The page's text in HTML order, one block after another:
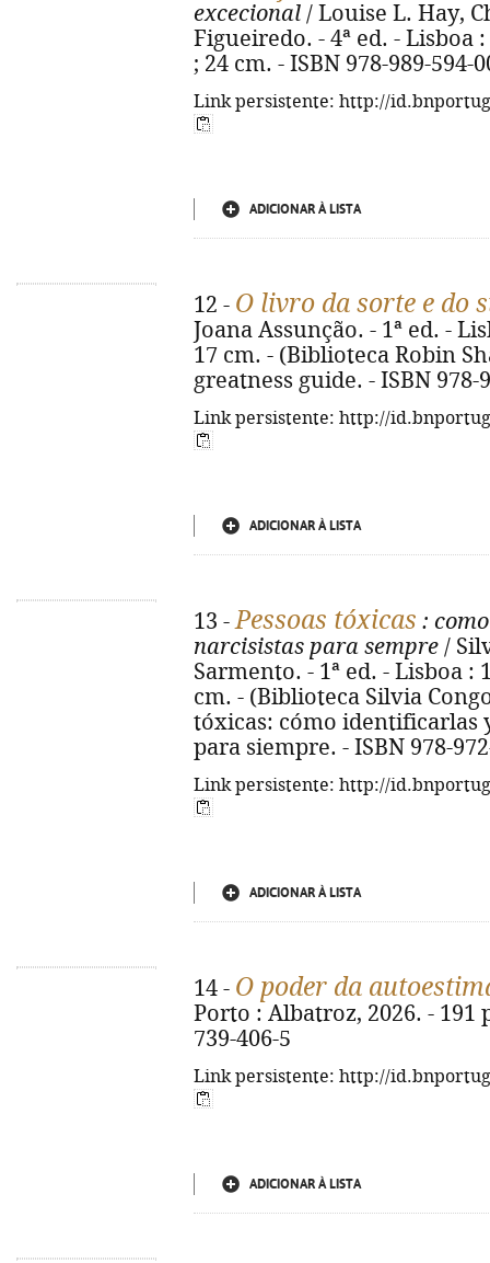
excecional / Louise L. Hay,
Figueiredo. - 4ª ed. - Lisboa
; 24 cm. - ISBN 978-989-594-
Link persistente: http://
ADICIONAR À LISTA
12 - O livro da sorte e do
Joana Assunção. - 1ª ed. -
17 cm. - (Biblioteca Robin
greatness guide. - ISBN 978-
Link persistente: http://
ADICIONAR À LISTA
13 -Pessoas tóxicas :
narcisistas para sempre /
Sarmento. - 1ª ed. - Lisboa :
cm. - (Biblioteca Silvia
tóxicas: cómo identificarlas
para siempre. - ISBN 978-
Link persistente: http://
ADICIONAR À LISTA
14 - O poder da
Porto : Albatroz, 2026. - 191
739-406-5
Link persistente: http://
ADICIONAR À LISTA